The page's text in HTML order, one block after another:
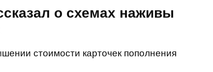
о схемах наживы
стоимости карточек пополнения